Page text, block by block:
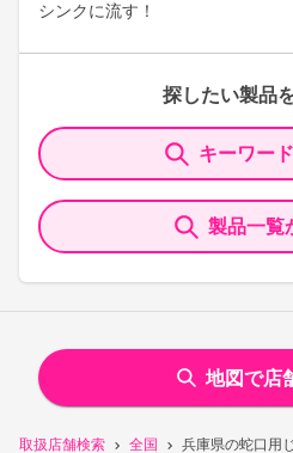
取扱店舗検索 全国 兵庫県の蛇口用
シンクに流す！
探したい製品
キーワー
製品一覧
地図で店